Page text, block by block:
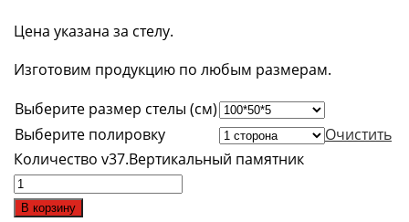
Цена указана за стелу.
Изготовим продукцию по любым размерам.
Выберите размер стелы (см)
Выберите полировку
Очистить
Количество v37.Вертикальный памятник
В корзину